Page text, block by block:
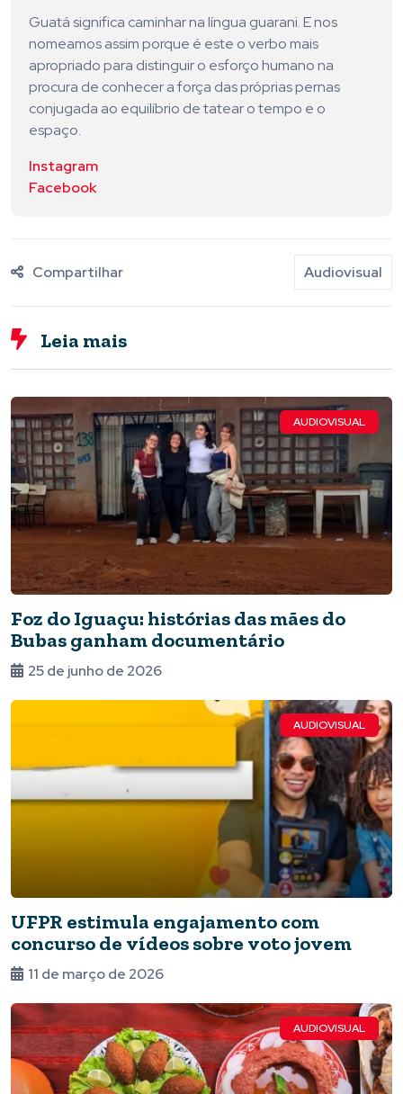
Guatá significa caminhar na língua guarani. E nos
nomeamos assim porque é este o verbo mais
apropriado para distinguir o esforço humano na
procura de conhecer a força das próprias pernas
conjugada ao equilíbrio de tatear o tempo e o
espaço.
Instagram
Facebook
Compartilhar Audiovisual
Leia mais
AUDIOVISUAL
Foz do Iguaçu: histórias das mães do
Bubas ganham documentário
25 de junho de 2026
AUDIOVISUAL
UFPR estimula engajamento com
concurso de vídeos sobre voto jovem
11 de março de 2026
AUDIOVISUAL